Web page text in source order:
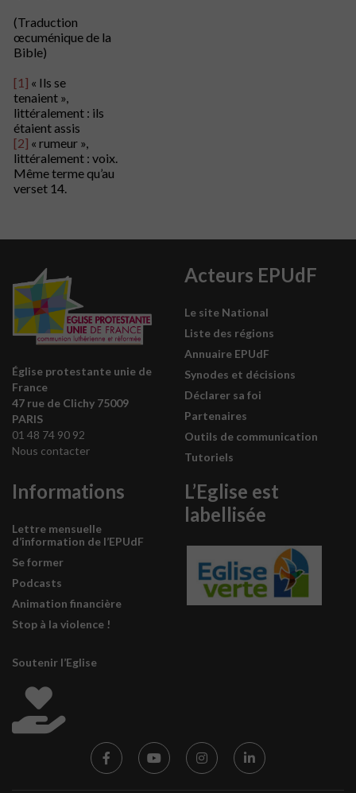
(Traduction
œcuménique de la
Bible)
[1] « Ils se
tenaient »,
littéralement : ils
étaient assis
[2] « rumeur »,
littéralement : voix.
Même terme qu’au
verset 14.
Église protestante unie de
France
47 rue de Clichy 75009
PARIS
01 48 74 90 92
Nous contacter
Acteurs EPUdF
Le site National
Liste des régions
Annuaire EPUdF
Synodes et décisions
Déclarer sa foi
Partenaires
Outils de communication
Tutoriels
Informations
Lettre mensuelle
d’information de l’EPUdF
Se former
Podcasts
Animation financière
Stop à la violence !
Soutenir l’Eglise
L’Eglise est
labellisée